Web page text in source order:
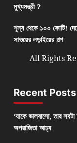
মুখ্যমন্ত্রী ?
শূন্য থেকে ১০০ কোটি!
সাওয়ের লড়াইয়ের গল্প
All Rights
Recent Posts
‘যাকে ভালবাসো, তার
অপরাজিতা আঢ্য